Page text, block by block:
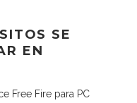
SE
EN
Free Fire para PC